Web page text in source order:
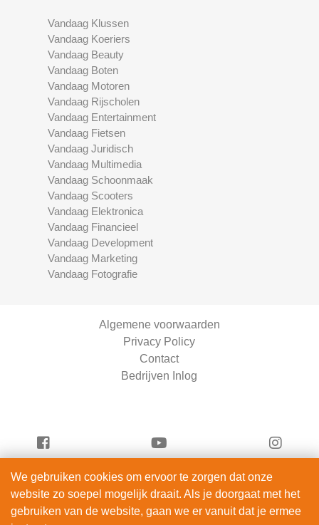
Vandaag Klussen
Vandaag Koeriers
Vandaag Beauty
Vandaag Boten
Vandaag Motoren
Vandaag Rijscholen
Vandaag Entertainment
Vandaag Fietsen
Vandaag Juridisch
Vandaag Multimedia
Vandaag Schoonmaak
Vandaag Scooters
Vandaag Elektronica
Vandaag Financieel
Vandaag Development
Vandaag Marketing
Vandaag Fotografie
Algemene voorwaarden
Privacy Policy
Contact
Bedrijven Inlog
Vandaag Auto's is onderdeel van
DIBA-Consultancy | KVK 98265768
We gebruiken cookies om ervoor te zorgen dat onze
website zo soepel mogelijk draait. Als je doorgaat met het
gebruiken van de website, gaan we er vanuit dat je ermee